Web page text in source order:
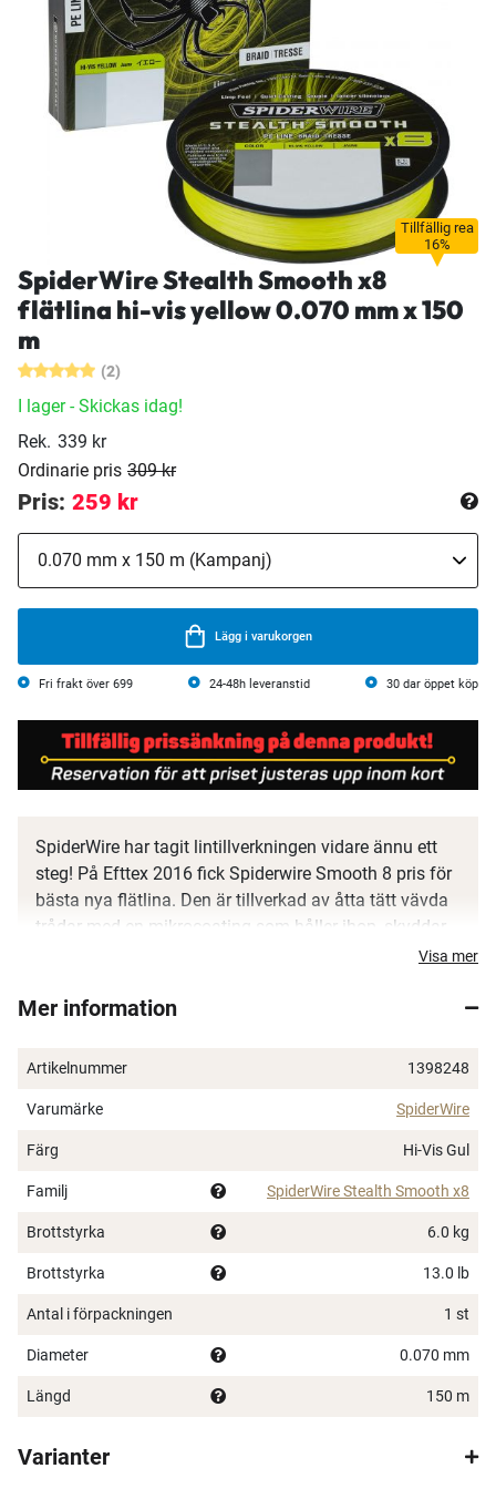
Tillfällig rea
16%
SpiderWire Stealth Smooth x8
flätlina hi-vis yellow 0.070 mm x 150
m
(2)
I lager- Skickas idag!
Rek. 339 kr
Ordinarie pris 309 kr
Pris: 259 kr
Lägg i varukorgen
Fri frakt över 699 24-48h leveranstid 30 dar öppet köp
SpiderWire har tagit lintillverkningen vidare ännu ett
steg! På Efttex 2016 fick Spiderwire Smooth 8 pris för
bästa nya flätlina. Den är tillverkad av åtta tätt vävda
trådar med en mikrocoating som håller ihop, skyddar
och gör linan rund och slät. Resultatet blir en riktigt
kastegenskaper och nötningstålighet utöver det
0,40 mm som håller för det mesta du kan tänka dig att
Knutstark
Mjuk lina för långa kast
Otroligt populär lina till alla typer av spinnfiske
Visa mer
Mer information
Artikelnummer 1398248
Varumärke SpiderWire
Färg Hi-Vis Gul
Familj SpiderWire Stealth Smooth x8
Brottstyrka 6.0 kg
Brottstyrka 13.0 lb
Antal i förpackningen 1 st
Diameter 0.070 mm
Längd 150 m
Varianter